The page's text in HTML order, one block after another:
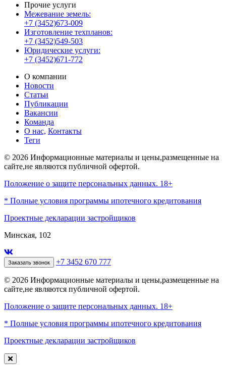
Прочие услуги
Межевание земель:
+7 (3452)673-009
Изготовление техпланов:
+7 (3452)549-503
Юридические услуги:
+7 (3452)671-772
О компании
Новости
Статьи
Публикации
Вакансии
Команда
О нас, Контакты
Теги
© 2026 Информационные материалы и цены,размещенные на
сайте,не являются публичной офертой.
Положение о защите персональных данных. 18+
* Полные условия программы ипотечного кредитования
Проектные декларации застройщиков
Минская, 102
Заказать звонок +7 3452 670 777
© 2026 Информационные материалы и цены,размещенные на
сайте,не являются публичной офертой.
Положение о защите персональных данных. 18+
* Полные условия программы ипотечного кредитования
Проектные декларации застройщиков